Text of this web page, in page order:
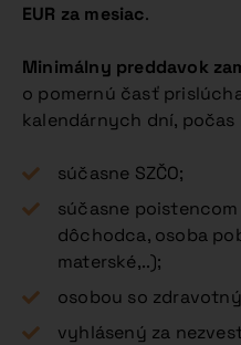
EUR za mesiac.
Minimálny preddavok
o pomernú časť
kalendárnych dní,
súčasne SZČO;
súčasne
dôchodca, osoba
materské,..);
osobou so
vyhlásený za